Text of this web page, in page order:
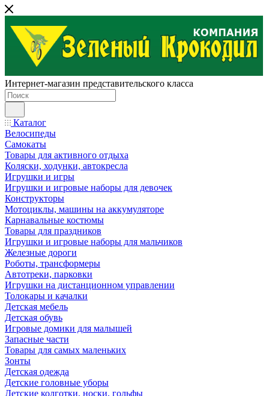
Интернет-магазин представительского класса
Каталог
Велосипеды
Самокаты
Товары для активного отдыха
Коляски, ходунки, автокресла
Игрушки и игры
Игрушки и игровые наборы для девочек
Конструкторы
Мотоциклы, машины на аккумуляторе
Карнавальные костюмы
Товары для праздников
Игрушки и игровые наборы для мальчиков
Железные дороги
Роботы, трансформеры
Автотреки, парковки
Игрушки на дистанционном управлении
Толокары и качалки
Детская мебель
Детская обувь
Игровые домики для малышей
Запасные части
Товары для самых маленьких
Зонты
Детская одежда
Детские головные уборы
Детские колготки, носки, гольфы